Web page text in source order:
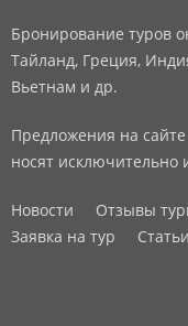
Бронирование туров
Тайланд, Греция,
Вьетнам и др.
Предложения на
носят
Новости Отзывы
Заявка на тур
Статьи